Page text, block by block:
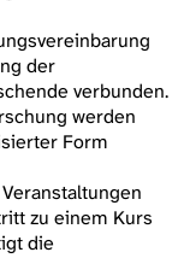
der
verbunden.
werden
Form
zu einem Kurs
die